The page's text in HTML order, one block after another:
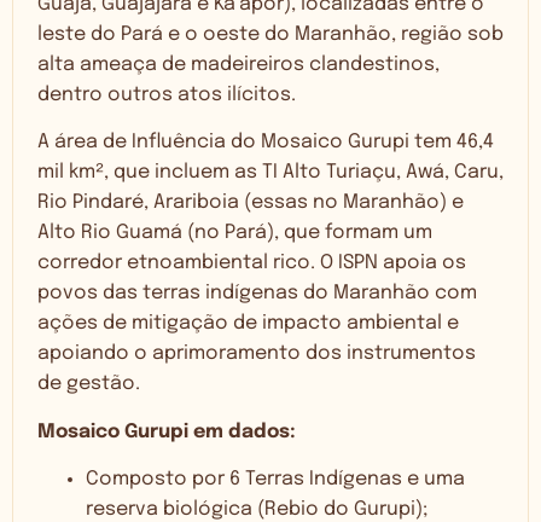
Guajá, Guajajara e Ka’apor), localizadas entre o
leste do Pará e o oeste do Maranhão, região sob
alta ameaça de madeireiros clandestinos,
dentro outros atos ilícitos.
A área de Influência do Mosaico Gurupi tem 46,4
mil km², que incluem as TI Alto Turiaçu, Awá, Caru,
Rio Pindaré, Arariboia (essas no Maranhão) e
Alto Rio Guamá (no Pará), que formam um
corredor etnoambiental rico. O ISPN apoia os
povos das terras indígenas do Maranhão com
ações de mitigação de impacto ambiental e
apoiando o aprimoramento dos instrumentos
de gestão.
Mosaico Gurupi em dados:
Composto por 6 Terras Indígenas e uma
reserva biológica (Rebio do Gurupi);